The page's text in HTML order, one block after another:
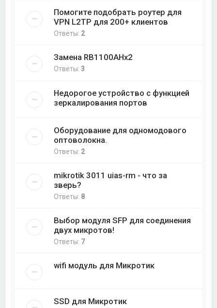
Помогите подобрать роутер для
VPN L2TP для 200+ клиентов
Ответы: 2
Замена RB1100AHx2
Ответы:3
Недорогое устройство с функцией
зеркалирования портов
Оборудование для одномодового
оптоволокна.
Ответы: 2
mikrotik 3011 uias-rm - что за
зверь?
Ответы: 8
Выбор модуля SFP для соединения
двух микротов!
Ответы: 7
wifi модуль для Микротик
SSD для Микротик